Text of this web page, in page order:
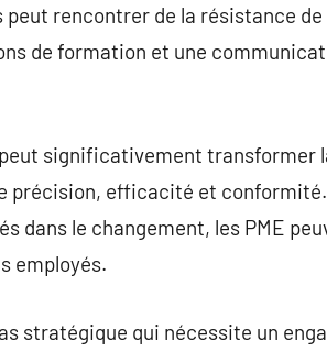
peut rencontrer de la résistance
de formation et une
significativement transformer
précision, efficacité et
dans le changement, les PME
employés.
stratégique qui nécessite un